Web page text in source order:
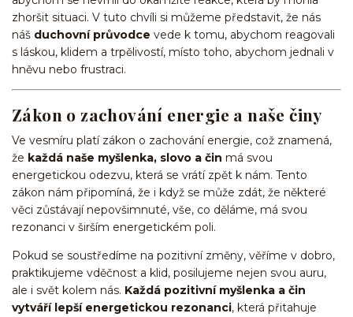
zhoršit situaci. V tuto chvíli si můžeme představit, že nás
náš duchovní průvodce vede k tomu, abychom reagovali
s láskou, klidem a trpělivostí, místo toho, abychom jednali v
hněvu nebo frustraci.
Zákon o zachování energie a naše činy
Ve vesmíru platí zákon o zachování energie, což znamená,
že každá naše myšlenka, slovo a čin má svou
energetickou odezvu, která se vrátí zpět k nám. Tento
zákon nám připomíná, že i když se může zdát, že některé
věci zůstávají nepovšimnuté, vše, co děláme, má svou
rezonanci v širším energetickém poli.
Pokud se soustředíme na pozitivní změny, věříme v dobro,
praktikujeme vděčnost a klid, posilujeme nejen svou auru,
ale i svět kolem nás. Každá pozitivní myšlenka a čin
vytváří lepší energetickou rezonanci, která přitahuje